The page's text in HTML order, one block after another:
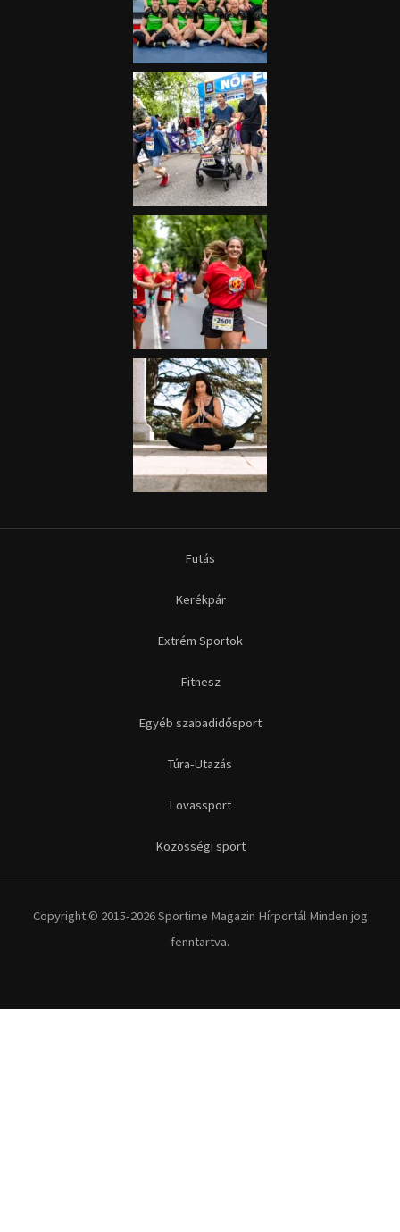
Futás
Kerékpár
Extrém Sportok
Fitnesz
Egyéb szabadidősport
Túra-Utazás
Lovassport
Közösségi sport
Copyright © 2015-2026 Sportime Magazin Hírportál Minden jog
fenntartva.